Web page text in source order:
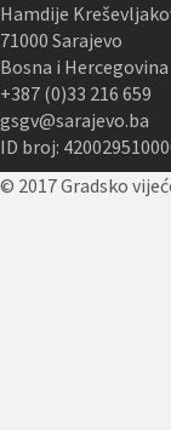
Hamdije
71000 Sarajevo
Bosna i Hercegovina
+387 (0)33 216 659
gsgv@sarajevo.ba
ID broj:
© 2017 Gradsko